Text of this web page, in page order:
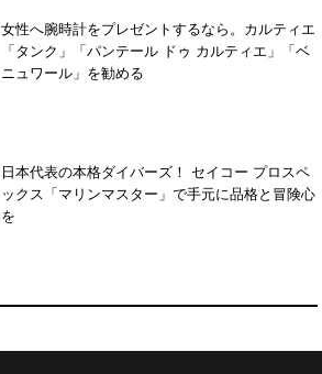
女性へ腕時計をプレゼントするなら。カルティエ
「タンク」「パンテール ドゥ カルティエ」「ベ
ニュワール」を勧める
日本代表の本格ダイバーズ！ セイコー プロスペ
ックス「マリンマスター」で手元に品格と冒険心
を